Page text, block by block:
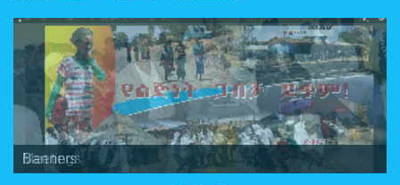
ANRSEB Photo Gallery
Banners
Meetings